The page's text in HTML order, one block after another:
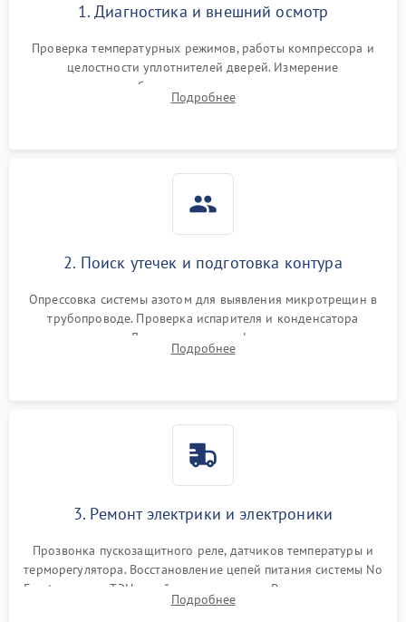
1. Диагностика и внешний осмотр
Проверка температурных режимов, работы компрессора и
целостности уплотнителей дверей. Измерение
сопротивления обмоток мотора, проверка термостата и
считывание кодов ошибок с электронного дисплея.
Подробнее
2. Поиск утечек и подготовка контура
Опрессовка системы азотом для выявления микротрещин в
трубопроводе. Проверка испарителя и конденсатора
течеискателем. Демонтаж старого фильтра-осушителя и
продувка капиллярной трубки для устранения засоров.
Подробнее
3. Ремонт электрики и электроники
Прозвонка пускозащитного реле, датчиков температуры и
терморегулятора. Восстановление цепей питания системы No
Frost, включая ТЭН оттайки и вентилятор. Ремонт или замена
платы управления при сбоях алгоритмов.
Подробнее